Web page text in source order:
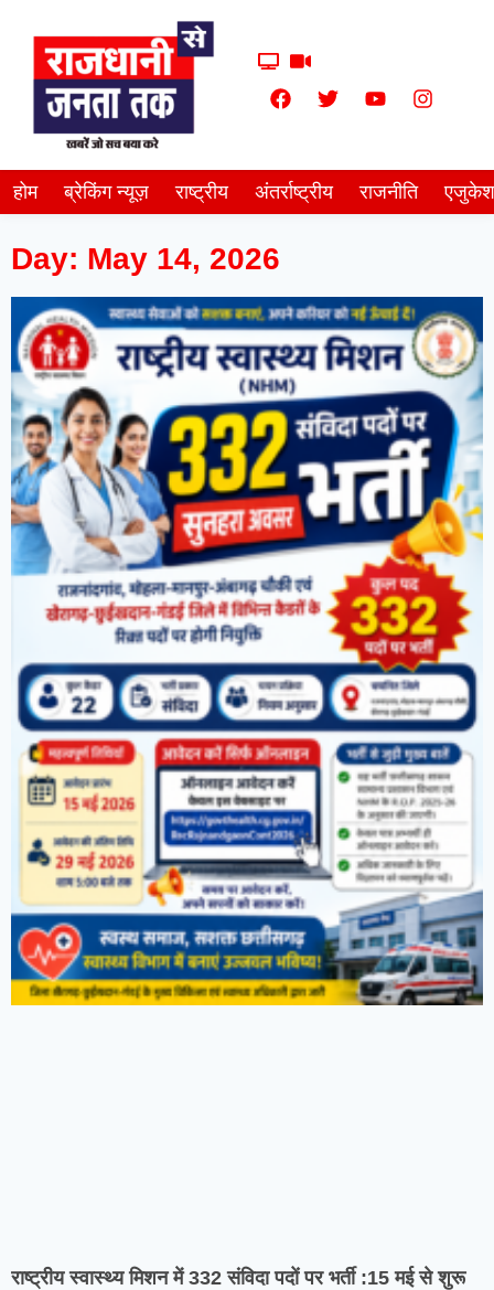
होम ब्रेकिंग न्यूज़ राष्ट्रीय अंतर्राष्ट्रीय राजनीति
Day: May 14, 2026
राष्ट्रीय स्वास्थ्य मिशन में 332 संविदा पदों पर भर्ती :15 मई से शुरू